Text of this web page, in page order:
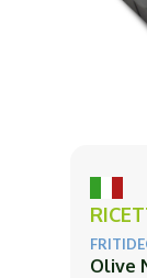
Olive